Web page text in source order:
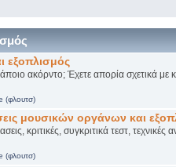
εξοπλισμός
ακόρντο; Έχετε απορία σχετικά
(φλουτσ)
μουσικών οργάνων και
κριτικές, συγκριτικά τεστ, τεχνικές
(φλουτσ)